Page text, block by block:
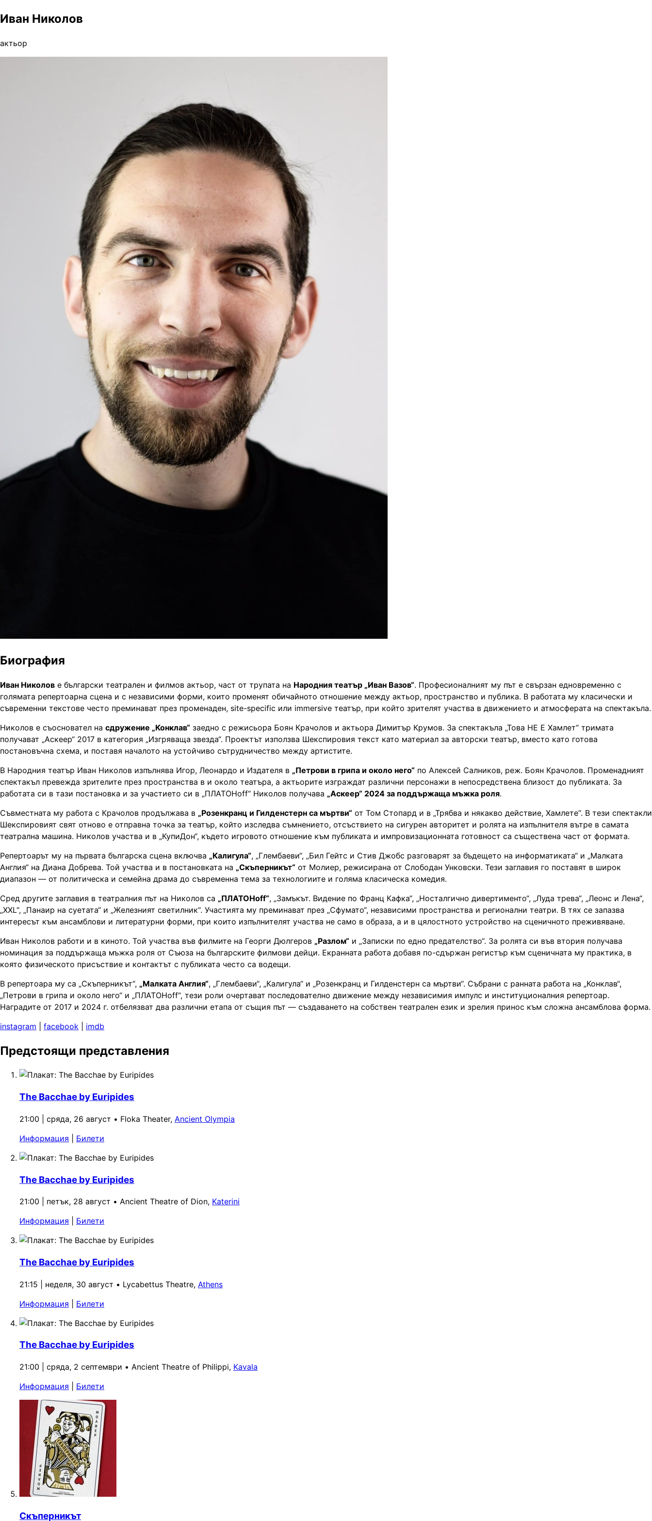
Иван Николов
актьор
Биография
Иван Николов е български театрален и филмов актьор, част от трупата на Народния театър „Иван Вазов“. Професионалният му път е свързан едновременно с
голямата репертоарна сцена и с независими форми, които променят обичайното отношение между актьор, пространство и публика. В работата му класически и
съвременни текстове често преминават през променаден, site-specific или immersive театър, при който зрителят участва в движението и атмосферата на спектакъла.
Николов е съосновател на сдружение „Конклав“ заедно с режисьора Боян Крачолов и актьора Димитър Крумов. За спектакъла „Това НЕ Е Хамлет“ тримата
получават „Аскеер“ 2017 в категория „Изгряваща звезда“. Проектът използва Шекспировия текст като материал за авторски театър, вместо като готова
постановъчна схема, и поставя началото на устойчиво сътрудничество между артистите.
В Народния театър Иван Николов изпълнява Игор, Леонардо и Издателя в „Петрови в грипа и около него“ по Алексей Салников, реж. Боян Крачолов. Променадният
спектакъл превежда зрителите през пространства в и около театъра, а актьорите изграждат различни персонажи в непосредствена близост до публиката. За
работата си в тази постановка и за участието си в „ПЛАТОНoff“ Николов получава „Аскеер“ 2024 за поддържаща мъжка роля.
Съвместната му работа с Крачолов продължава в „Розенкранц и Гилденстерн са мъртви“ от Том Стопард и в „Трябва и някакво действие, Хамлете“. В тези спектакли
Шекспировият свят отново е отправна точка за театър, който изследва съмнението, отсъствието на сигурен авторитет и ролята на изпълнителя вътре в самата
театрална машина. Николов участва и в „КупиДон“, където игровото отношение към публиката и импровизационната готовност са съществена част от формата.
Репертоарът му на първата българска сцена включва „Калигула“, „Глембаеви“, „Бил Гейтс и Стив Джобс разговарят за бъдещето на информатиката“ и „Малката
Англия“ на Диана Добрева. Той участва и в постановката на „Скъперникът“ от Молиер, режисирана от Слободан Унковски. Тези заглавия го поставят в широк
диапазон — от политическа и семейна драма до съвременна тема за технологиите и голяма класическа комедия.
Сред другите заглавия в театралния път на Николов са „ПЛАТОНoff“, „Замъкът. Видение по Франц Кафка“, „Носталгично дивертименто“, „Луда трева“, „Леонс и Лена“,
„XXL“, „Панаир на суетата“ и „Железният светилник“. Участията му преминават през „Сфумато“, независими пространства и регионални театри. В тях се запазва
интересът към ансамблови и литературни форми, при които изпълнителят участва не само в образа, а и в цялостното устройство на сценичното преживяване.
Иван Николов работи и в киното. Той участва във филмите на Георги Дюлгеров „Разлом“ и „Записки по едно предателство“. За ролята си във втория получава
номинация за поддържаща мъжка роля от Съюза на българските филмови дейци. Екранната работа добавя по-сдържан регистър към сценичната му практика, в
която физическото присъствие и контактът с публиката често са водещи.
В репертоара му са „Скъперникът“, „Малката Англия“, „Глембаеви“, „Калигула“ и „Розенкранц и Гилденстерн са мъртви“. Събрани с ранната работа на „Конклав“,
„Петрови в грипа и около него“ и „ПЛАТОНoff“, тези роли очертават последователно движение между независимия импулс и институционалния репертоар.
Наградите от 2017 и 2024 г. отбелязват два различни етапа от същия път — създаването на собствен театрален език и зрелия принос към сложна ансамблова форма.
instagram
facebook imdb
Предстоящи представления
The Bacchae by Euripides
21:00 | сряда, 26 август • Floka Theater, Ancient Olympia
Информация
Билети
The Bacchae by Euripides
21:00 | петък, 28 август • Ancient Theatre of Dion, Katerini
Информация
Билети
The Bacchae by Euripides
21:15 | неделя, 30 август • Lycabettus Theatre, Athens
Информация
Билети
The Bacchae by Euripides
21:00 | сряда, 2 септември • Ancient Theatre of Philippi, Kavala
Информация
Билети
Скъперникът